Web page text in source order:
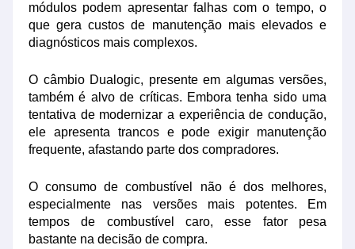
módulos podem apresentar falhas com o tempo, o
que gera custos de manutenção mais elevados e
diagnósticos mais complexos.
O câmbio Dualogic, presente em algumas versões,
também é alvo de críticas. Embora tenha sido uma
tentativa de modernizar a experiência de condução,
ele apresenta trancos e pode exigir manutenção
frequente, afastando parte dos compradores.
O consumo de combustível não é dos melhores,
especialmente nas versões mais potentes. Em
tempos de combustível caro, esse fator pesa
bastante na decisão de compra.